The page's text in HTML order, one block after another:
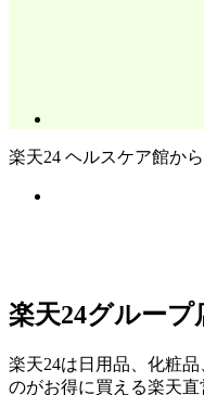
楽天24 ヘルスケア館か
楽天24グループ
楽天24は日用品、化粧
のがお得に買える楽天直